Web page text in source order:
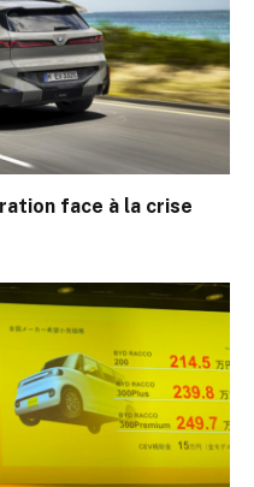
face à la crise